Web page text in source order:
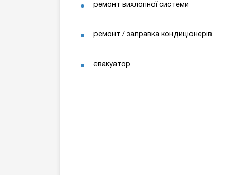
ремонт вихлопної системи
ремонт / заправка кондиціонерів
евакуатор